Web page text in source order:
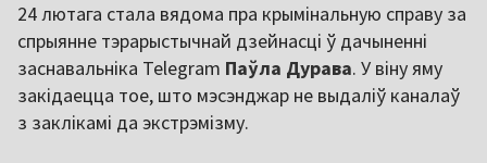
24 лютага стала вядома пра крымінальную справу за
спрыянне тэрарыстычнай дзейнасці ў дачыненні
заснавальніка Telegram Паўла Дурава. У віну яму
закідаецца тое, што мэсэнджар не выдаліў каналаў
з заклікамі да экстрэмізму.